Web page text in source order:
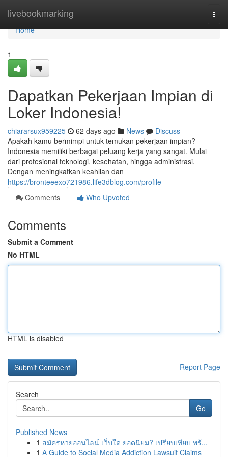
livebookmarking
Home
Home
1
Dapatkan Pekerjaan Impian di
Loker Indonesia!
chiararsux959225 62 days ago News
Discuss
Apakah kamu bermimpi untuk temukan pekerjaan impian?
Indonesia memiliki berbagai peluang kerja yang sangat. Mulai
dari profesional teknologi, kesehatan, hingga administrasi.
Dengan meningkatkan keahlian dan
https://bronteeexo721986.life3dblog.com/profile
Comments
Who Upvoted
Comments
Submit a Comment
No HTML
HTML is disabled
Report Page
Search
Go
Published News
1 สมัครหวยออนไลน์ เว็บใด ยอดนิยม? เปรียบเทียบ พร้...
1 A Guide to Social Media Addiction Lawsuit Claims